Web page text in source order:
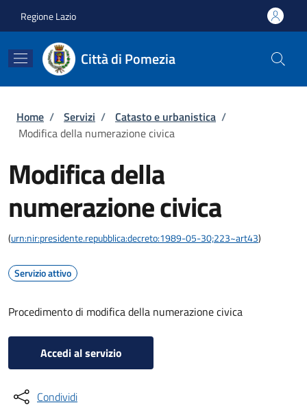
Regione Lazio
Città di Pomezia
Briciole di pane
Home / Servizi / Catasto e urbanistica /
Modifica della numerazione civica
Modifica della
numerazione civica
(urn:nir:presidente.repubblica:decreto:1989-05-30;223~art43)
Servizio attivo
Procedimento di modifica della numerazione civica
Accedi al servizio
Condividi